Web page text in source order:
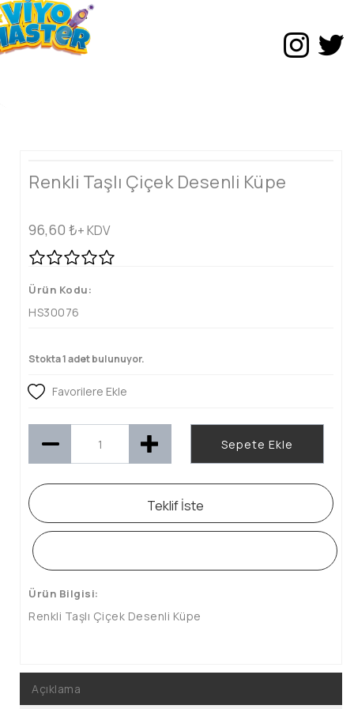
Renkli Taşlı Çiçek Desenli Küpe
96,60 ₺+ KDV
Ürün Kodu:
HS30076
Stokta 1 adet bulunuyor.
Favorilere Ekle
Sepete Ekle
Teklif İste
Ürün Bilgisi:
Renkli Taşlı Çiçek Desenli Küpe
Açıklama